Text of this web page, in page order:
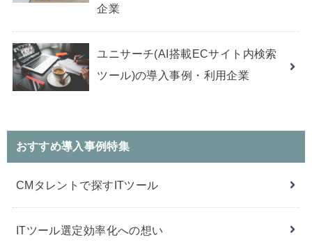
企業
ユニサーチ(AI搭載ECサイト内検索
ツール)の導入事例・利用企業
おすすめ導入事例特集
CMタレントで探すITツール
ITツール選定効率化への想い